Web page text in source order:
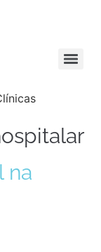
na